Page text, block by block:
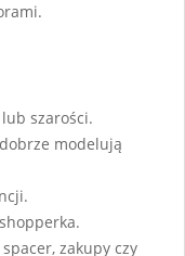
szarości.
modelują
zakupy czy